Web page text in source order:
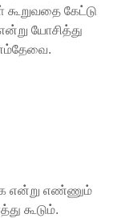
கேட்டு
யோசித்து
என்று எண்ணும்
கூடும்.